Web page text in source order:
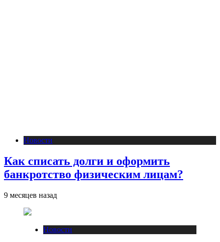
Новости
Как списать долги и оформить
банкротство физическим лицам?
9 месяцев назад
Новости